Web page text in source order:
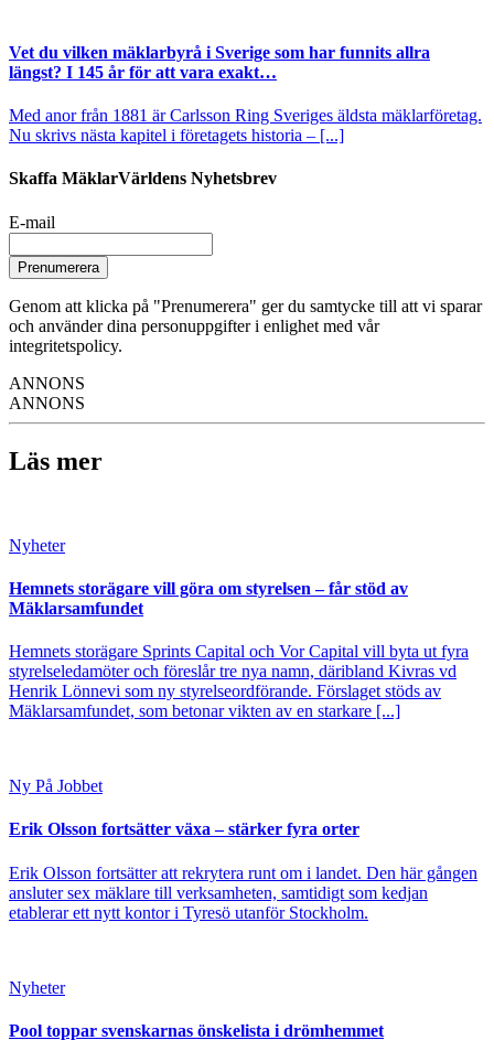
Vet du vilken mäklarbyrå i Sverige som har funnits allra
längst? I 145 år för att vara exakt…
Med anor från 1881 är Carlsson Ring Sveriges äldsta mäklarföretag.
Nu skrivs nästa kapitel i företagets historia – [...]
Skaffa MäklarVärldens Nyhetsbrev
E-mail
Prenumerera
Genom att klicka på "Prenumerera" ger du samtycke till att vi sparar
och använder dina personuppgifter i enlighet med vår
integritetspolicy.
ANNONS
ANNONS
Läs mer
Nyheter
Hemnets storägare vill göra om styrelsen – får stöd av
Mäklarsamfundet
Hemnets storägare Sprints Capital och Vor Capital vill byta ut fyra
styrelseledamöter och föreslår tre nya namn, däribland Kivras vd
Henrik Lönnevi som ny styrelseordförande. Förslaget stöds av
Mäklarsamfundet, som betonar vikten av en starkare [...]
Ny På Jobbet
Erik Olsson fortsätter växa – stärker fyra orter
Erik Olsson fortsätter att rekrytera runt om i landet. Den här gången
ansluter sex mäklare till verksamheten, samtidigt som kedjan
etablerar ett nytt kontor i Tyresö utanför Stockholm.
Nyheter
Pool toppar svenskarnas önskelista i drömhemmet